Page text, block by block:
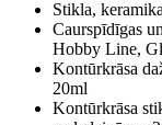
Stikla,
Caurspīdīgas
Hobby Line,
Kontūrkrāsa
20ml
Kontūrkrāsa